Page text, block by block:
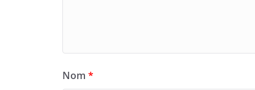
Nom *